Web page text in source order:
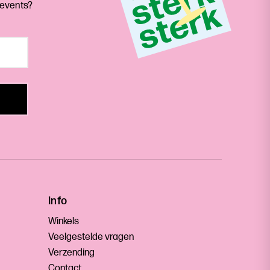
Info
Winkels
Veelgestelde vragen
Verzending